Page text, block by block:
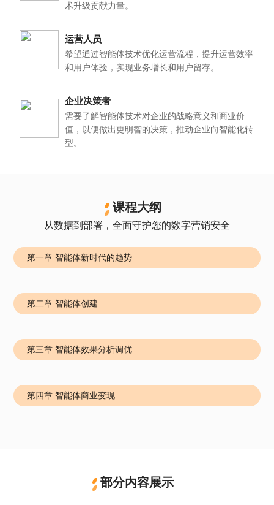
术升级贡献力量。
运营人员
希望通过智能体技术优化运营流程，提升运营效率
和用户体验，实现业务增长和用户留存。
企业决策者
需要了解智能体技术对企业的战略意义和商业价
值，以便做出更明智的决策，推动企业向智能化转
型。
课程大纲
从数据到部署，全面守护您的数字营销安全
第一章 智能体新时代的趋势
第二章 智能体创建
第三章 智能体效果分析调优
第四章 智能体商业变现
部分内容展示